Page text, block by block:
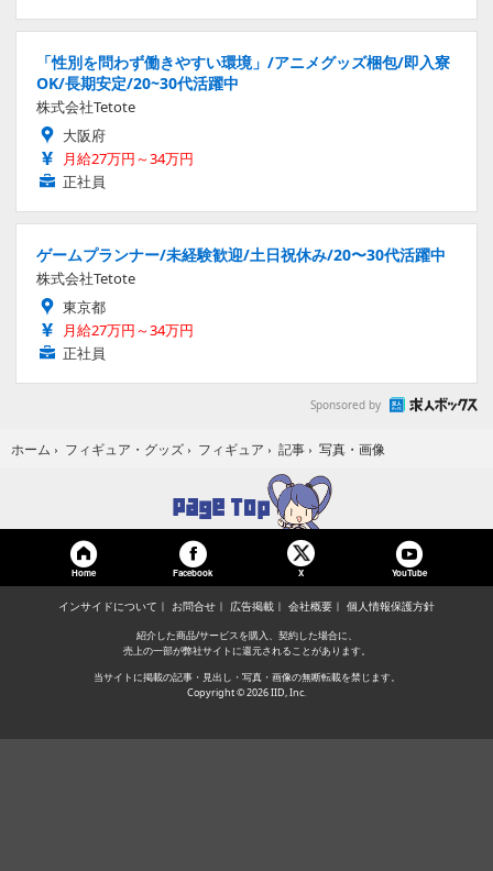
「性別を問わず働きやすい環境」/アニメグッズ梱包/即入寮
OK/長期安定/20~30代活躍中
株式会社Tetote
大阪府
月給27万円～34万円
正社員
ゲームプランナー/未経験歓迎/土日祝休み/20〜30代活躍中
株式会社Tetote
東京都
月給27万円～34万円
正社員
Sponsored by
ホーム › フィギュア・グッズ › フィギュア › 記事 › 写真・画像
Home Facebook X YouTube
インサイドについて お問合せ 広告掲載 会社概要 個人情報保護方針
紹介した商品/サービスを購入、契約した場合に、
売上の一部が弊社サイトに還元されることがあります。
当サイトに掲載の記事・見出し・写真・画像の無断転載を禁じます。
Copyright © 2026 IID, Inc.